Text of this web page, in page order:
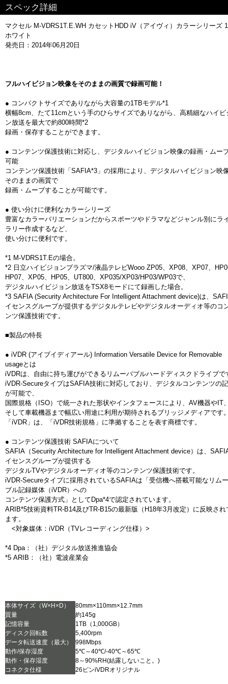
スペック詳細
マクセル M-VDRS1T.E.WH カセットHDD iV（アイヴィ）カラーシリーズ
ホワイト
発売日：2014年06月20日
フルハイビジョン映像をそのままの画質で録画可能！
● コンパクトサイズでありながら大容量の1TBモデル*1
横幅8cm、たて11cmという手のひらサイズでありながら、高精細なハイビ
ン放送を最大で約800時間*2
録画・保存することができます。
● コンテンツ保護技術に対応し、デジタルハイビジョン映像の録画・ムー
可能
コンテンツ保護技術「SAFIA*3」の採用により、デジタルハイビジョン映
そのままの画質で
録画・ムーブすることが可能です。
● 使い分けに便利なカラーシリーズ
豊富なカラーバリエーションだからスポーツやドラマなどジャンル別にラ
ラリー作成するなど、
使い分けに便利です。
*1 M-VDRS1T.Eの場合。
*2 日立ハイビジョンプラズマ/液晶テレビWooo ZP05、XP08、XP07、
HP07、XP05、HP05、UT800、XP035/XP03/HP03/WP03で、
デジタルハイビジョン放送をTSX8モードにて録画した場合。
*3 SAFIA (Security Architecture For Intelligent Attachment device)は、
イセンスグループが提供するデジタルテレビやデジタルオーディオ等のコ
ンツ保護技術です。
■製品の特長
● iVDR (アイブイディアール) Information Versatile Device for Removable
usageとは
iVDRは、自由に持ち運びができるリムーバブルハードディスクドライブで
iVDR-SecureタイプはSAFIA技術に対応しており、デジタルコンテンツの
が可能で、
国際規格（ISO）で統一された形状やインタフェースにより、AV機器やIT
そして車載機器まで幅広い用途に利用が期待されるブリッジメディアです
「iVDR」は、「iVDR技術規格」に準拠することを表す商標です。
● コンテンツ保護技術 SAFIAについて
SAFIA（Security Architecture for Intelligent Attachment device）は、
イセンスグループが提供する
デジタルTVやデジタルオーディオ等のコンテンツ保護技術です。
iVDR-Secureタイプに採用されているSAFIAは「受信機へ搭載可能なリム
ブル記録媒体（iVDR）への
コンテンツ保護方式」としてDpa*4で認定されています。
ARIB*5技術資料TR-B14及びTR-B15の最新版（H18年3月改定）に反映され
ます。
<対象媒体：iVDR（TVレコーディング仕様）>
*4 Dpa：（社）デジタル放送推進協会
*5 ARIB：（社）電波産業会
本体サイズ（W×H×D）
80mm×110mm×12.7mm
質量
約145g
記憶容量
1TB（1,000GB）
ディスク回転数
5,400rpm
データ転送速度（最大）
998Mbps
動作/保存湿度
5℃～40℃/-40℃～65℃
動作・保存湿度
8～90%RH(結露しないこと。)
コネクタ仕様
26ピンiVDRオリジナル